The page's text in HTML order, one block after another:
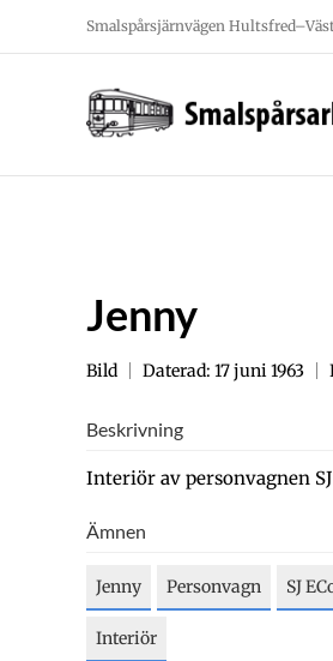
Smalspårsjärnvägen
Jenny
Bild Daterad: 17 juni 1963
Beskrivning
Interiör av personvagnen SJ
Ämnen
Jenny Personvagn SJ
Interiör